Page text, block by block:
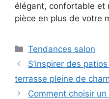
élégant, confortable
pièce en plus de votre
Catégories
Tendances salon
S’inspirer des
terrasse pleine de
Comment choisir un